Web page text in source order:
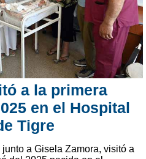
a la primera
en el Hospital
Tigre
a Gisela Zamora, visitó a